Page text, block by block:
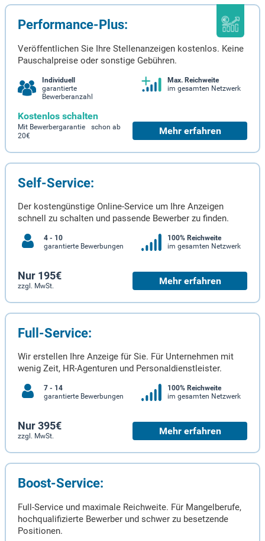
Performance-Plus:
Veröffentlichen Sie Ihre Stellenanzeigen kostenlos. Keine
Pauschalpreise oder sonstige Gebühren.
Individuell
garantierte
Bewerberanzahl
Max. Reichweite
im gesamten Netzwerk
Kostenlos schalten
Mit Bewerbergarantie schon ab
20€
Mehr erfahren
Self-Service:
Der kostengünstige Online-Service um Ihre Anzeigen
schnell zu schalten und passende Bewerber zu finden.
4 - 10
garantierte Bewerbungen
100% Reichweite
im gesamten Netzwerk
Nur 195€
zzgl. MwSt. Mehr erfahren
Full-Service:
Wir erstellen Ihre Anzeige für Sie. Für Unternehmen mit
wenig Zeit, HR-Agenturen und Personaldienstleister.
7 - 14
garantierte Bewerbungen
100% Reichweite
im gesamten Netzwerk
Nur 395€
zzgl. MwSt. Mehr erfahren
Boost-Service:
Full-Service und maximale Reichweite. Für Mangelberufe,
hochqualifizierte Bewerber und schwer zu besetzende
Positionen.